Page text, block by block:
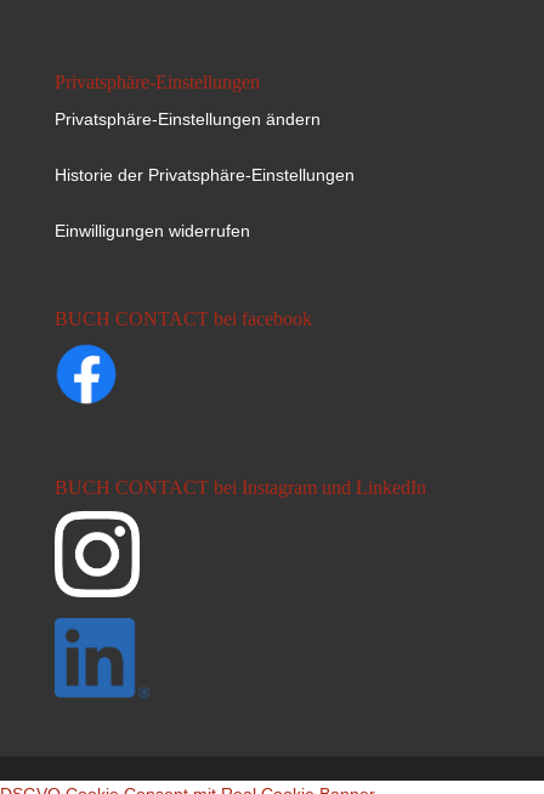
Privatsphäre-Einstellungen
Privatsphäre-Einstellungen ändern
Historie der Privatsphäre-Einstellungen
Einwilligungen widerrufen
BUCH CONTACT bei facebook
BUCH CONTACT bei Instagram und LinkedIn